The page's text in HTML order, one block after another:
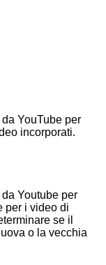
YouTube per
incorporati.
Youtube per
per i video di
se il
o la vecchia